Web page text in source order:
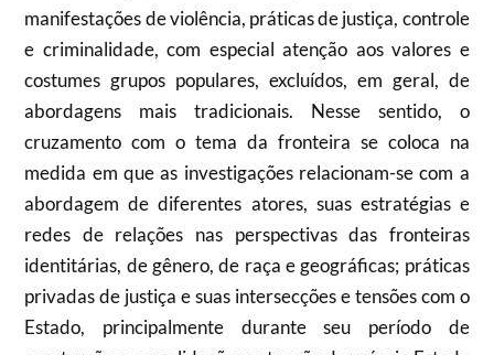
manifestações de violência, práticas de justiça, controle
e criminalidade, com especial atenção aos valores e
costumes grupos populares, excluídos, em geral, de
abordagens mais tradicionais. Nesse sentido, o
cruzamento com o tema da fronteira se coloca na
medida em que as investigações relacionam-se com a
abordagem de diferentes atores, suas estratégias e
redes de relações nas perspectivas das fronteiras
identitárias, de gênero, de raça e geográficas; práticas
privadas de justiça e suas intersecções e tensões com o
Estado, principalmente durante seu período de